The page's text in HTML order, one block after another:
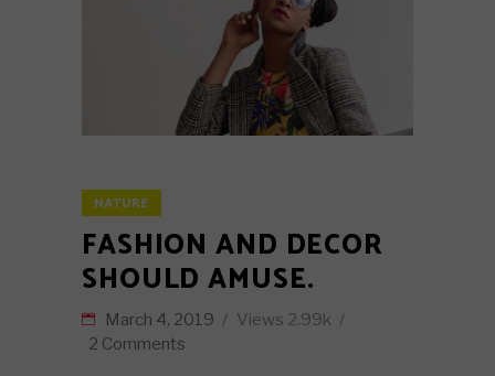
NATURE
FASHION AND DECOR
SHOULD AMUSE.
March 4, 2019 Views 2.99k
2 Comments